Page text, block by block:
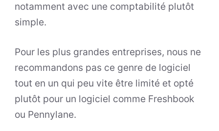
notamment avec une comptabilité plutôt
simple.
Pour les plus grandes entreprises, nous ne
recommandons pas ce genre de logiciel
tout en un qui peu vite être limité et opté
plutôt pour un logiciel comme Freshbook
ou Pennylane.